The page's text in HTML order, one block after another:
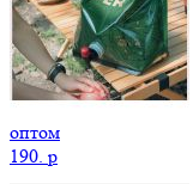
оптом
190. p